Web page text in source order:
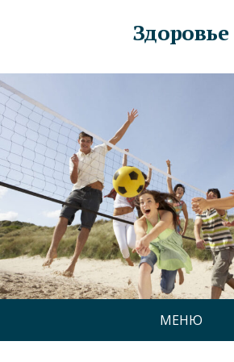
Здоровье
МЕНЮ